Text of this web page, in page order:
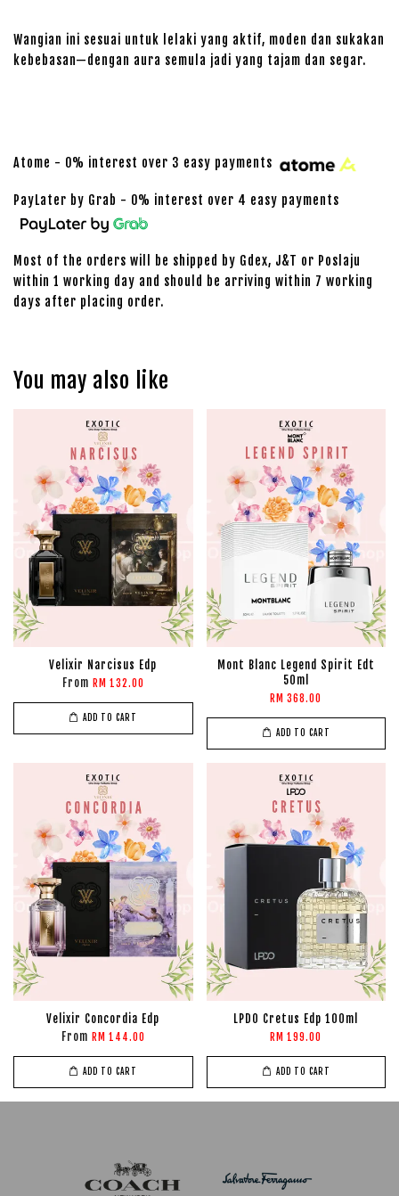
Wangian ini sesuai untuk lelaki yang aktif, moden dan sukakan
kebebasan—dengan aura semula jadi yang tajam dan segar.
Atome - 0% interest over 3 easy payments
PayLater by Grab - 0% interest over 4 easy payments
Most of the orders will be shipped by Gdex, J&T or Poslaju
within 1 working day and should be arriving within 7 working
days after placing order.
You may also like
Velixir Narcisus Edp
From RM 132.00
ADD TO CART
Mont Blanc Legend Spirit Edt
50ml
RM 368.00
ADD TO CART
Velixir Concordia Edp
From RM 144.00
ADD TO CART
LPDO Cretus Edp 100ml
RM 199.00
ADD TO CART